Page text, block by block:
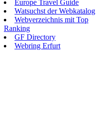
Europe Travel Guide
Watsuchst der Webkatalog
Webverzeichnis mit Top
Ranking
GF Directory
Webring Erfurt